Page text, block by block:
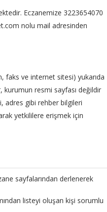
Eczanemize 3223654070
nolu mail adresinden
faks ve internet sitesi) yukarıda
kurumun resmi sayfası değildir
adres gibi rehber bilgileri
yetkililere erişmek için
sayfalarından derlenerek
listeyi oluşan kişi sorumlu